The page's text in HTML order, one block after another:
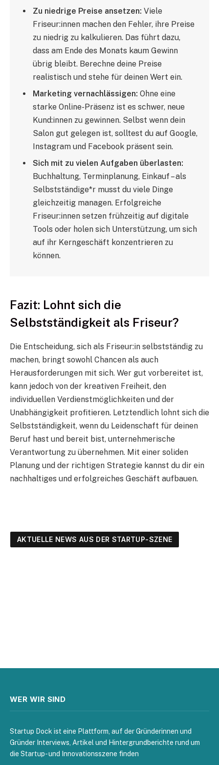
Zu niedrige Preise ansetzen: Viele
Friseur:innen machen den Fehler, ihre Preise
zu niedrig zu kalkulieren. Das führt dazu,
dass am Ende des Monats kaum Gewinn
übrig bleibt. Berechne deine Preise
realistisch und stehe für deinen Wert ein.
Marketing vernachlässigen: Ohne eine
starke Online-Präsenz ist es schwer, neue
Kund:innen zu gewinnen. Selbst wenn dein
Salon gut gelegen ist, solltest du auf Google,
Instagram und Facebook präsent sein.
Sich mit zu vielen Aufgaben überlasten:
Buchhaltung, Terminplanung, Einkauf – als
Selbstständige*r musst du viele Dinge
gleichzeitig managen. Erfolgreiche
Friseur:innen setzen frühzeitig auf digitale
Tools oder holen sich Unterstützung, um sich
auf ihr Kerngeschäft konzentrieren zu
können.
Fazit: Lohnt sich die
Selbstständigkeit als Friseur?
Die Entscheidung, sich als Friseur:in selbstständig zu
machen, bringt sowohl Chancen als auch
Herausforderungen mit sich. Wer gut vorbereitet ist,
kann jedoch von der kreativen Freiheit, den
individuellen Verdienstmöglichkeiten und der
Unabhängigkeit profitieren. Letztendlich lohnt sich die
Selbstständigkeit, wenn du Leidenschaft für deinen
Beruf hast und bereit bist, unternehmerische
Verantwortung zu übernehmen. Mit einer soliden
Planung und der richtigen Strategie kannst du dir ein
nachhaltiges und erfolgreiches Geschäft aufbauen.
AKTUELLE NEWS AUS DER STARTUP-SZENE
WER WIR SIND
Startup Dock ist eine Plattform, auf der Gründerinnen und
Gründer Interviews, Artikel und Hintergrundberichte rund um
die Startup- und Innovationsszene finden